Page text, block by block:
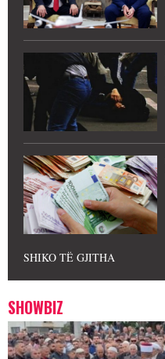
SHIKO TË GJITHA
SHOWBIZ